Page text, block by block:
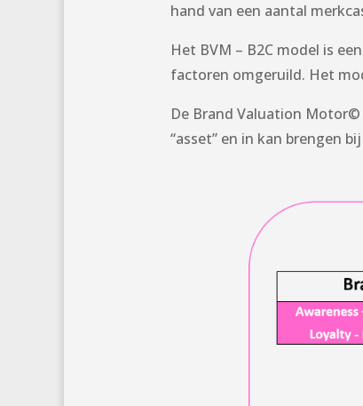
hand van een aantal
Het BVM – B2C model is
factoren omgeruild. Het
De Brand Valuation
“asset” en in kan brengen